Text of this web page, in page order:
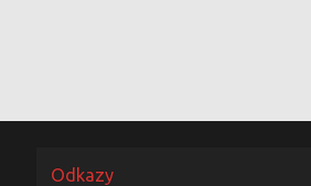
Odkazy